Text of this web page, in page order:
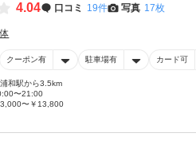
4.04 口コミ 19件 写真 17枚
クーポン有 駐車場有 カード可
和駅から3.5km
〜21:00
3,000〜￥13,800